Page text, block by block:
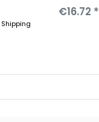
€16.72 *
Shipping